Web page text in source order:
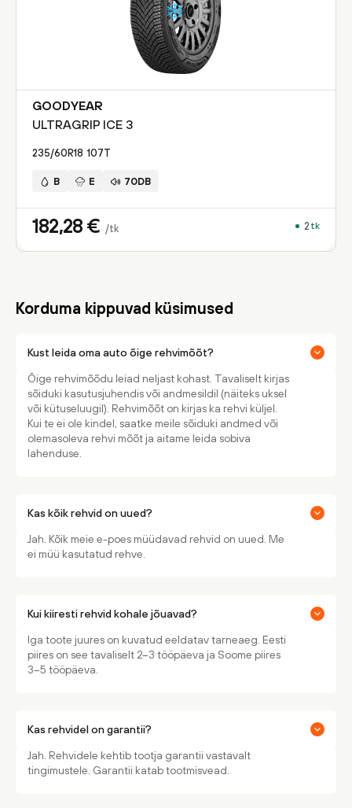
GOODYEAR
ULTRAGRIP ICE 3
235/60R18 107T
B E 70DB
182,28 € /tk 2 tk
Korduma kippuvad küsimused
Kust leida oma auto õige rehvimõõt?
Õige rehvimõõdu leiad neljast kohast. Tavaliselt kirjas
sõiduki kasutusjuhendis või andmesildil (näiteks uksel
või kütuseluugil). Rehvimõõt on kirjas ka rehvi küljel.
Kui te ei ole kindel, saatke meile sõiduki andmed või
olemasoleva rehvi mõõt ja aitame leida sobiva
lahenduse.
Kas kõik rehvid on uued?
Jah. Kõik meie e-poes müüdavad rehvid on uued. Me
ei müü kasutatud rehve.
Kui kiiresti rehvid kohale jõuavad?
Iga toote juures on kuvatud eeldatav tarneaeg. Eesti
piires on see tavaliselt 2–3 tööpäeva ja Soome piires
3–5 tööpäeva.
Kas rehvidel on garantii?
Jah. Rehvidele kehtib tootja garantii vastavalt
tingimustele. Garantii katab tootmisvead.